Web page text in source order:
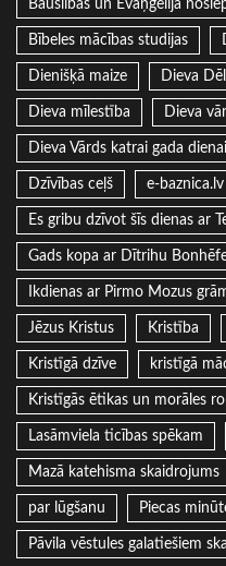
Bauslības un Evaņģēlija
Bībeles mācības studijas
Dienišķā maize Dieva
Dieva mīlestība Dieva
Dieva Vārds katrai gada dienai
Dzīvības ceļš e-baznica.lv
Es gribu dzīvot šīs dienas ar
Gads kopa ar Dītrihu
Ikdienas ar Pirmo Mozus
Jēzus Kristus Kristība
Kristīgā dzīve kristīgā
Kristīgās ētikas un morāles
Lasāmviela ticības spēkam
Mazā katehisma skaidrojums
par lūgšanu Piecas
Pāvila vēstules galatiešiem